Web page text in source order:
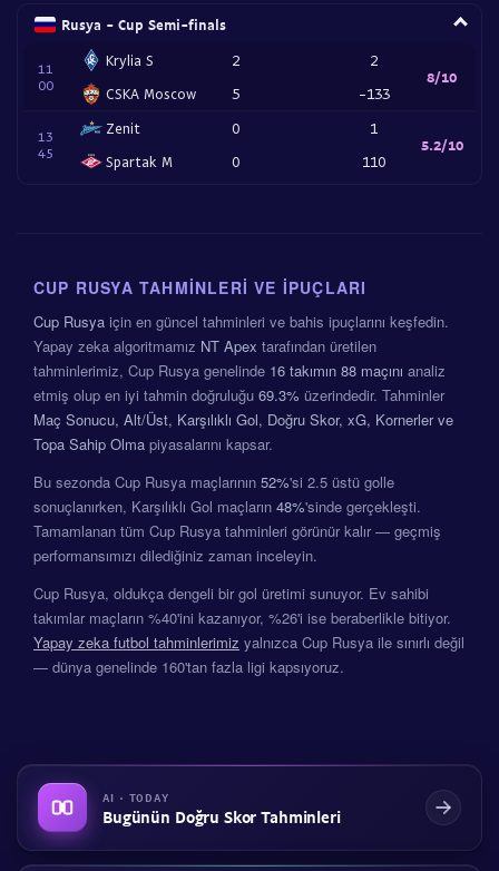
Rusya - Cup Semi-finals
11
00
Krylia S
CSKA Moscow
2
5
2
-133
8/10
13
45
Zenit
Spartak M
0
0
1
110
5.2/10
CUP RUSYA TAHMINLERI VE İPUÇLARI
Cup Rusya için en güncel tahminleri ve bahis ipuçlarını keşfedin.
Yapay zeka algoritmamız NT Apex tarafından üretilen
tahminlerimiz, Cup Rusya genelinde 16 takımın 88 maçını analiz
etmiş olup en iyi tahmin doğruluğu 69.3% üzerindedir. Tahminler
Maç Sonucu, Alt/Üst, Karşılıklı Gol, Doğru Skor, xG, Kornerler ve
Topa Sahip Olma piyasalarını kapsar.
Bu sezonda Cup Rusya maçlarının 52%'si 2.5 üstü golle
sonuçlanırken, Karşılıklı Gol maçların 48%'sinde gerçekleşti.
Tamamlanan tüm Cup Rusya tahminleri görünür kalır — geçmiş
performansımızı dilediğiniz zaman inceleyin.
Cup Rusya, oldukça dengeli bir gol üretimi sunuyor. Ev sahibi
takımlar maçların %40'ini kazanıyor, %26'i ise beraberlikle bitiyor.
Yapay zeka futbol tahminlerimiz yalnızca Cup Rusya ile sınırlı değil
— dünya genelinde 160'tan fazla ligi kapsıyoruz.
AI · TODAY
Bugünün Doğru Skor Tahminleri